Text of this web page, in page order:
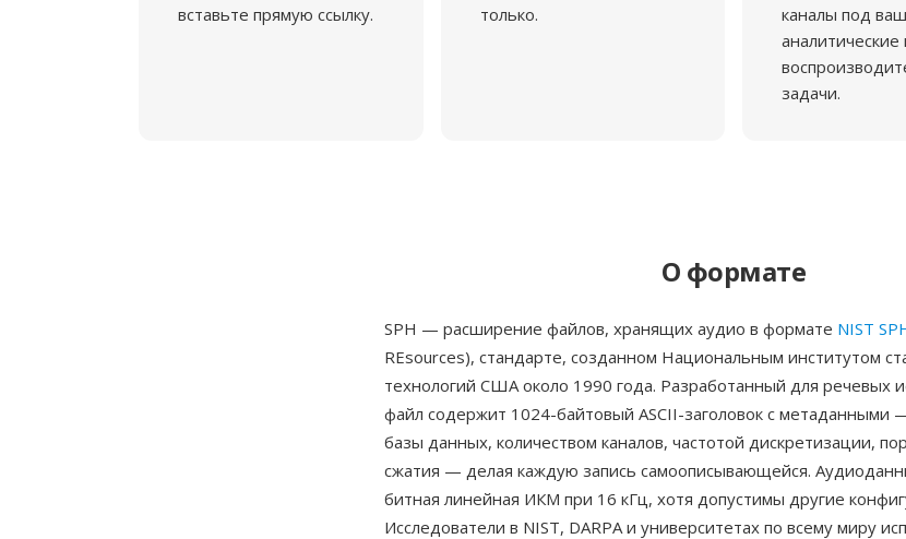
вставьте прямую ссылку.
только.
каналы под
аналитические
задачи.
О формате
SPH — расширение файлов, хранящих аудио в формате NIST
REsources), стандарте, созданном Национальным институтом
технологий США около 1990 года. Разработанный для речевых
файл содержит 1024-байтовый ASCII-заголовок с метаданными
базы данных, количеством каналов, частотой дискретизации,
сжатия — делая каждую запись самоописывающейся.
битная линейная ИКМ при 16 кГц, хотя допустимы другие
Исследователи в NIST, DARPA и университетах по всему миру